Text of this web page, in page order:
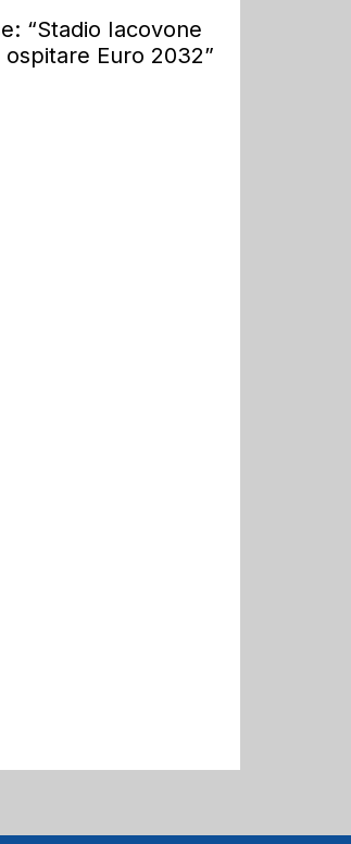
“Stadio Iacovone
Euro 2032”